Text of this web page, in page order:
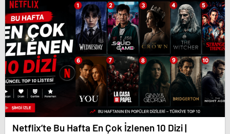
Netflix’te Bu Hafta En Çok İzlenen 10 Dizi |